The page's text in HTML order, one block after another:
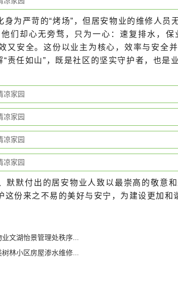
为严苛的“烤场”，但居安物业的维修人
们却心无旁骛，只为一心：速复排水，
又安全。这份以业主为核心，效率与安全
责任如山”，既是社区的坚实守护者，也
默默付出的居安物业人致以最崇高的敬意
份来之不易的美好与安宁，为建设更加和
文湖怡景管理处秩序...
林小区房屋渗水维修...